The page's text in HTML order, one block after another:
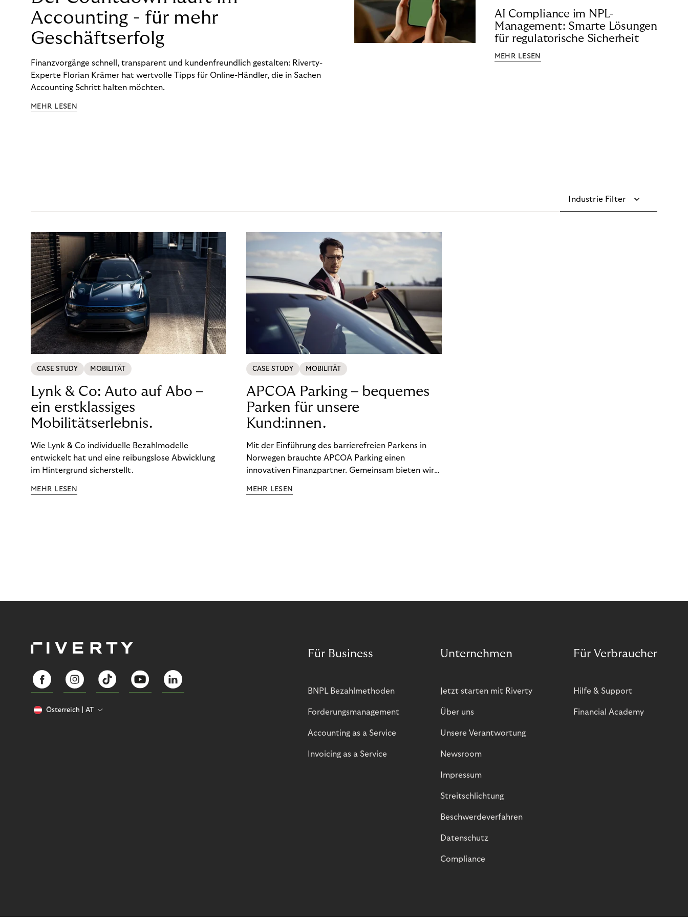
Accounting - für mehr
Geschäftserfolg
Finanzvorgänge schnell, transparent und kundenfreundlich gestalten: Riverty-
Experte Florian Krämer hat wertvolle Tipps für Online-Händler, die in Sachen
Accounting Schritt halten möchten.
MEHR LESEN
AI Compliance im NPL-
Management: Smarte Lösungen
für regulatorische Sicherheit
MEHR LESEN
Industrie Filter
CASE STUDY MOBILITÄT
Lynk & Co: Auto auf Abo –
ein erstklassiges
Mobilitätserlebnis.
Wie Lynk & Co individuelle Bezahlmodelle
entwickelt hat und eine reibungslose Abwicklung
im Hintergrund sicherstellt.
MEHR LESEN
CASE STUDY MOBILITÄT
APCOA Parking – bequemes
Parken für unsere
Kund:innen.
Mit der Einführung des barrierefreien Parkens in
Norwegen brauchte APCOA Parking einen
innovativen Finanzpartner. Gemeinsam bieten wir
Erlebnis.
MEHR LESEN
Österreich AT
Für Business
BNPL Bezahlmethoden
Forderungsmanagement
Accounting as a Service
Invoicing as a Service
Unternehmen
Jetzt starten mit Riverty
Über uns
Unsere Verantwortung
Newsroom
Impressum
Streitschlichtung
Beschwerdeverfahren
Datenschutz
Compliance
Für Verbraucher
Hilfe & Support
Financial Academy